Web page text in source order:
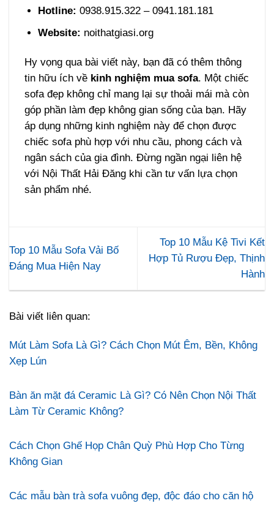
Hotline: 0938.915.322 – 0941.181.181
Website: noithatgiasi.org
Hy vọng qua bài viết này, bạn đã có thêm thông
tin hữu ích về kinh nghiệm mua sofa. Một chiếc
sofa đẹp không chỉ mang lại sự thoải mái mà còn
góp phần làm đẹp không gian sống của bạn. Hãy
áp dụng những kinh nghiệm này để chọn được
chiếc sofa phù hợp với nhu cầu, phong cách và
ngân sách của gia đình. Đừng ngần ngại liên hệ
với Nội Thất Hải Đăng khi cần tư vấn lựa chọn
sản phẩm nhé.
Top 10 Mẫu Sofa Vải Bố
Đáng Mua Hiện Nay
Top 10 Mẫu Kệ Tivi Kết
Hợp Tủ Rượu Đẹp, Thịnh
Hành
Bài viết liên quan:
Mút Làm Sofa Là Gì? Cách Chọn Mút Êm, Bền, Không
Xẹp Lún
Bàn ăn mặt đá Ceramic Là Gì? Có Nên Chọn Nội Thất
Làm Từ Ceramic Không?
Cách Chọn Ghế Họp Chân Quỳ Phù Hợp Cho Từng
Không Gian
Các mẫu bàn trà sofa vuông đẹp, độc đáo cho căn hộ